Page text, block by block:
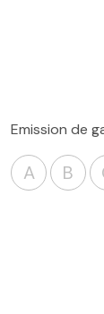
Emission de
A B